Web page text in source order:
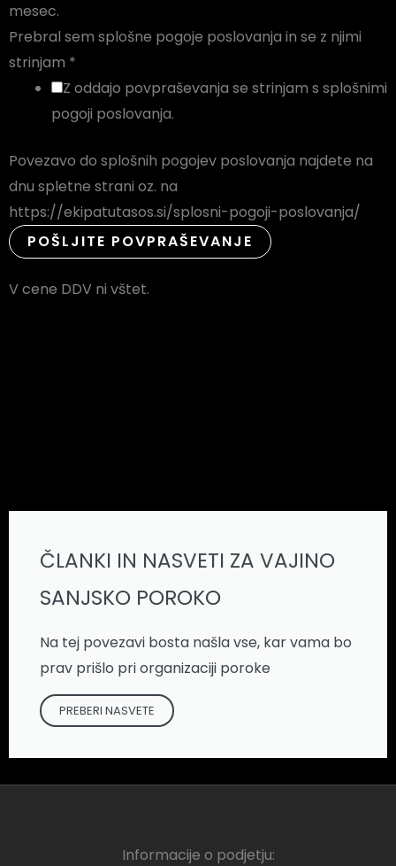
mesec.
Prebral sem splošne pogoje poslovanja in se z njimi
strinjam *
Z oddajo povpraševanja se strinjam s splošnimi
pogoji poslovanja.
Povezavo do splošnih pogojev poslovanja najdete na
dnu spletne strani oz. na
https://ekipatutasos.si/splosni-pogoji-poslovanja/
POŠLJITE POVPRAŠEVANJE
V cene DDV ni vštet.
ČLANKI IN NASVETI ZA VAJINO
SANJSKO POROKO
Na tej povezavi bosta našla vse, kar vama bo
prav prišlo pri organizaciji poroke
PREBERI NASVETE
Informacije o podjetju: